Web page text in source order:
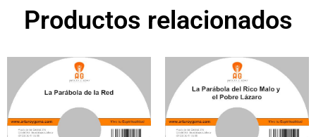
Productos relacionados